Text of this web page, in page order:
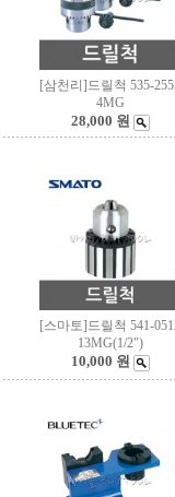
[삼천리]드릴척 535-
4MG
28,000 원
[스마토]드릴척 541-
13MG(1/2")
10,000 원